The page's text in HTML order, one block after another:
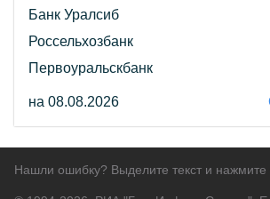
Банк Уралсиб
Россельхозбанк
Первоуральскбанк
на 08.08.2026
Нашли ошибку? Выделите текст и нажмите